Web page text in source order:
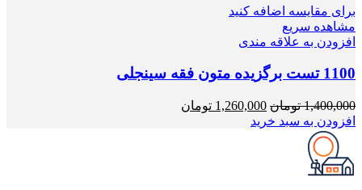
برای مقایسه اضافه کنید
مشاهده سریع
افزودن به علاقه مندی
1100 تست برگزیده متون فقه سینجلی
1,400,000 تومان قیمت
اصلی
1,260,000 تومان
افزودن به سبد خرید